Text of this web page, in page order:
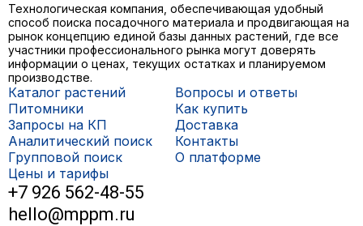
Технологическая компания, обеспечивающая удобный
способ поиска посадочного материала и продвигающая на
рынок концепцию единой базы данных растений, где все
участники профессионального рынка могут доверять
информации о ценах, текущих остатках и планируемом
производстве.
Каталог растений
Питомники
Запросы на КП
Аналитический поиск
Групповой поиск
Цены и тарифы
Вопросы и ответы
Как купить
Доставка
Контакты
О платформе
+7 926 562-48-55
hello@mppm.ru